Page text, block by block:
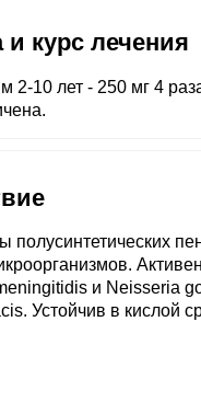
курс лечения
2-10 лет - 250 мг 4
полусинтетических
и Neisseria
Устойчив в кислой